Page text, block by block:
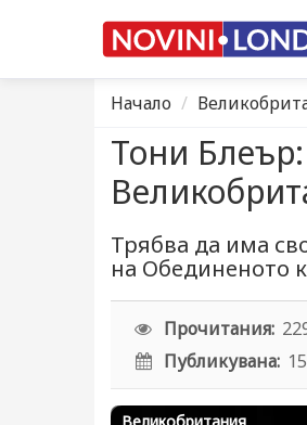
Начало
Тони
Трябва да има
на Обединеното
Прочитания:
Публикувана: